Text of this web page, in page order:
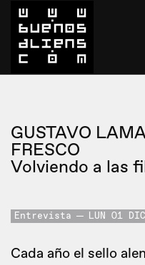
GUSTAVO
FRESCO
Volviendo a las
Entrevista LUN 01
Cada año el sello